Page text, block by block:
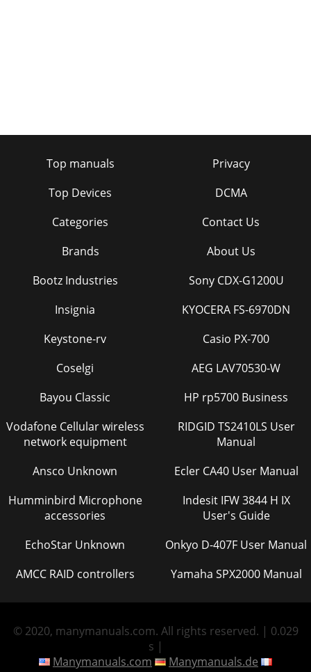
Top manuals
Top Devices
Categories
Brands
Privacy
DCMA
Contact Us
About Us
Bootz Industries
Insignia
Keystone-rv
Coselgi
Bayou Classic
Vodafone Cellular wireless
network equipment
Ansco Unknown
Humminbird Microphone
accessories
EchoStar Unknown
AMCC RAID controllers
Sony CDX-G1200U
KYOCERA FS-6970DN
Casio PX-700
AEG LAV70530-W
HP rp5700 Business
RIDGID TS2410LS User
Manual
Ecler CA40 User Manual
Indesit IFW 3844 H IX
User's Guide
Onkyo D-407F User Manual
Yamaha SPX2000 Manual
© 2020, manymanuals.com. All rights reserved. | 0.029
s |
Manymanuals.com
Manymanuals.de